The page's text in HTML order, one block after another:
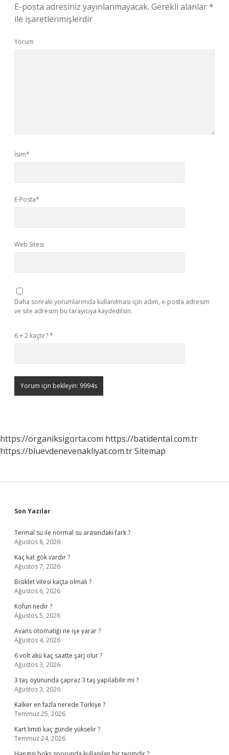
E-posta adresiniz yayınlanmayacak. Gerekli alanlar*
ile işaretlenmişlerdir
Yorum
İsim*
E-Posta*
Web Sitesi
Daha sonraki yorumlarımda kullanılması için adım, e-posta adresim
ve site adresim bu tarayıcıya kaydedilsin.
6 + 2 kaçtır?*
https://organiksigorta.com https://batidental.com.tr
https://bluevdenevenakliyat.com.trSitemap
Sidebar
Son Yazılar
Termal su ile normal su arasındaki fark ?
Ağustos 8, 2026
Kaç kat gök vardır ?
Ağustos 7, 2026
Bisiklet vitesi kaçta olmalı ?
Ağustos 6, 2026
Kofun nedir ?
Ağustos 5, 2026
Avans otomatiği ne işe yarar ?
Ağustos 4, 2026
6 volt akü kaç saatte şarj olur ?
Ağustos 3, 2026
3 taş oyununda çapraz 3 taş yapılabilir mi ?
Ağustos 3, 2026
Kalker en fazla nerede Türkiye ?
Temmuz 25, 2026
Kart limiti kaç günde yükselir ?
Temmuz 24, 2026